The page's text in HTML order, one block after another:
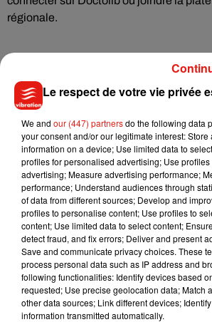
régionale.
Musique
5 août 2026
Benny Blanco invite
Becky G sur son
4 août 2026
Tiny Desk invite
live session solaire
Le respect de votre vie privée
We and our (447) partnersdo the following data
your consent and/or our legitimate interest: Store
information on a device; Use limited data to
profiles for personalised advertising; Use
advertising; Measure advertising performance;
performance; Understand audiences through
of data from different sources; Develop and
profiles to personalise content; Use profiles to
content; Use limited data to select content;
detect fraud, and fix errors; Deliver and present
Save and communicate privacy choices. These
process personal data such as IP address and
following functionalities: Identify devices based
requested; Use precise geolocation data; Match
other data sources; Link different devices;
information transmitted automatically.